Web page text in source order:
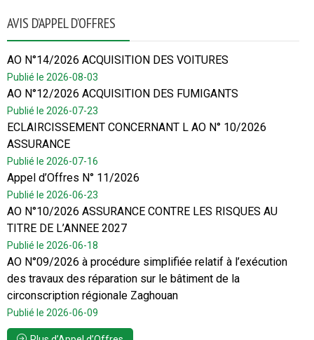
AVIS D’APPEL D’OFFRES
AO N°14/2026 ACQUISITION DES VOITURES
Publié le 2026-08-03
AO N°12/2026 ACQUISITION DES FUMIGANTS
Publié le 2026-07-23
ECLAIRCISSEMENT CONCERNANT L AO N° 10/2026
ASSURANCE
Publié le 2026-07-16
Appel d’Offres N° 11/2026
Publié le 2026-06-23
AO N°10/2026 ASSURANCE CONTRE LES RISQUES AU
TITRE DE L’ANNEE 2027
Publié le 2026-06-18
AO N°09/2026 à procédure simplifiée relatif à l’exécution
des travaux des réparation sur le bâtiment de la
circonscription régionale Zaghouan
Publié le 2026-06-09